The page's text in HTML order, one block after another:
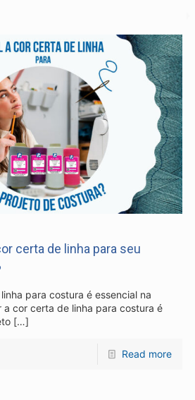
55.407.761/0001-54
(11) 4634-8500
certa de linha para seu
para costura é essencial na
a cor certa de linha para costura é
[…]
Read more